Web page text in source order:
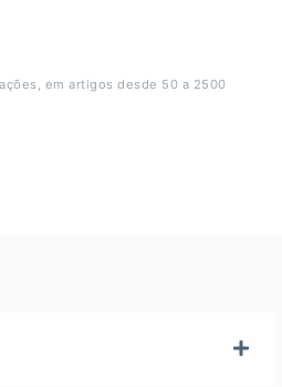
em artigos desde 50 a 2500